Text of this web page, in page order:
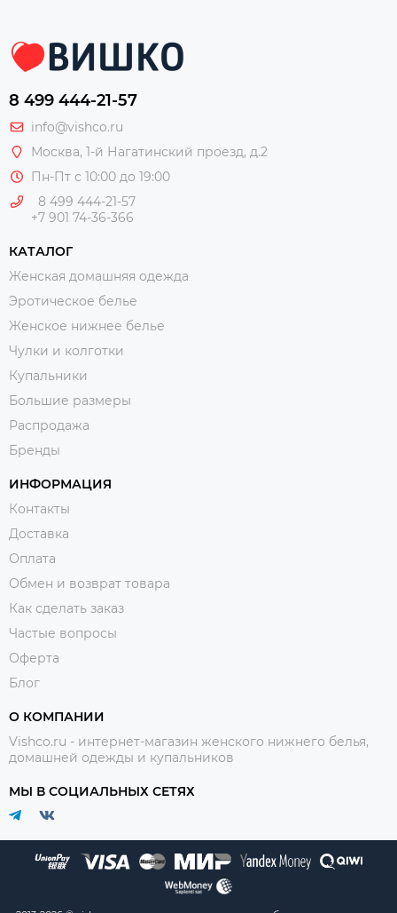
8 499 444-21-57
info@vishco.ru
Москва, 1-й Нагатинский проезд, д.2
Пн-Пт с 10:00 до 19:00
8 499 444-21-57
+7 901 74-36-366
КАТАЛОГ
Женская домашняя одежда
Эротическое белье
Женское нижнее белье
Чулки и колготки
Купальники
Большие размеры
Распродажа
Бренды
ИНФОРМАЦИЯ
Контакты
Доставка
Оплата
Обмен и возврат товара
Как сделать заказ
Частые вопросы
Оферта
Блог
О КОМПАНИИ
Vishco.ru - интернет-магазин женского нижнего белья,
домашней одежды и купальников
МЫ В СОЦИАЛЬНЫХ СЕТЯХ